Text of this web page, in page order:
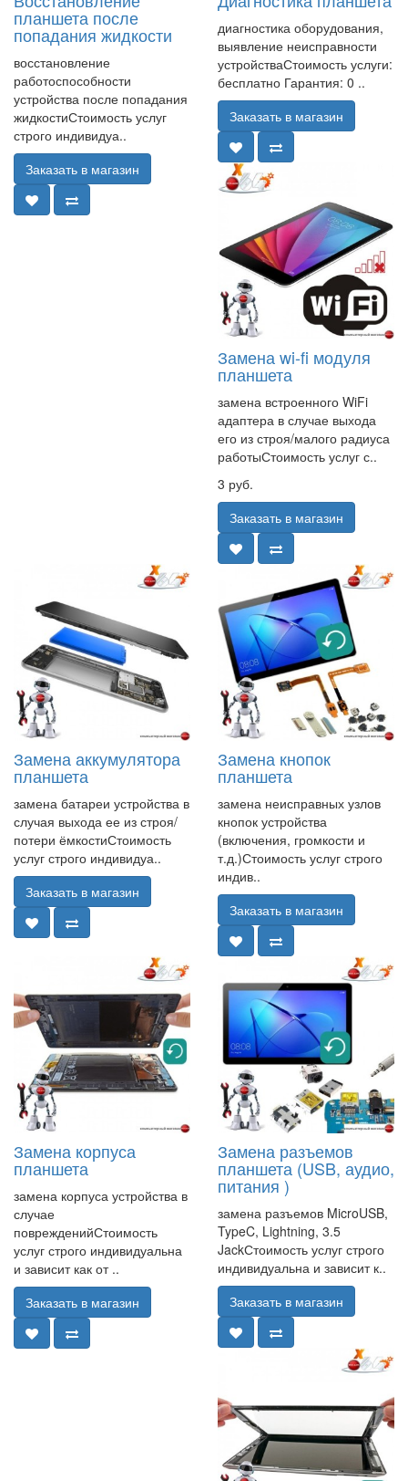
планшета после
попадания жидкости
восстановление
работоспособности
устройства после попадания
жидкостиСтоимость услуг
строго индивидуа..
Заказать в магазин
диагностика оборудования,
выявление неисправности
устройстваСтоимость услуги:
бесплатно Гарантия: 0 ..
Заказать в магазин
Замена wi-fi модуля
планшета
замена встроенного WiFi
адаптера в случае выхода
его из строя/малого радиуса
работыСтоимость услуг с..
3 руб.
Заказать в магазин
Замена аккумулятора
планшета
замена батареи устройства в
случая выхода ее из строя/
потери ёмкостиСтоимость
услуг строго индивидуа..
Заказать в магазин
Замена кнопок
планшета
замена неисправных узлов
кнопок устройства
(включения, громкости и
т.д.)Стоимость услуг строго
индив..
Заказать в магазин
Замена корпуса
планшета
замена корпуса устройства в
случае
поврежденийСтоимость
услуг строго индивидуальна
и зависит как от ..
Заказать в магазин
Замена разъемов
планшета (USB, аудио,
питания )
замена разъемов MicroUSB,
TypeC, Lightning, 3.5
JackСтоимость услуг строго
индивидуальна и зависит к..
Заказать в магазин